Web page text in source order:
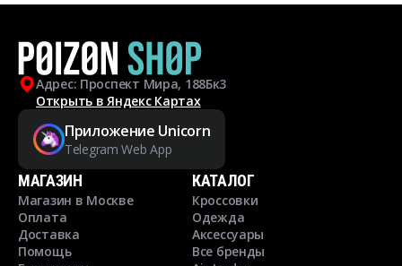
Адрес: Проспект Мира, 188Бк3
Открыть в Яндекс Картах
Приложение Unicorn
Telegram Web App
МАГАЗИН
Магазин в Москве
Оплата
Доставка
Помощь
КАТАЛОГ
Кроссовки
Одежда
Аксессуары
Все бренды